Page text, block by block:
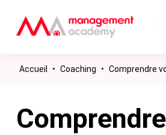
Accueil • Coaching • Comprendre